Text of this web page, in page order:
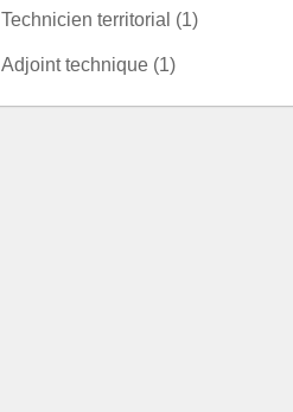
Technicien territorial (1)
Adjoint technique (1)